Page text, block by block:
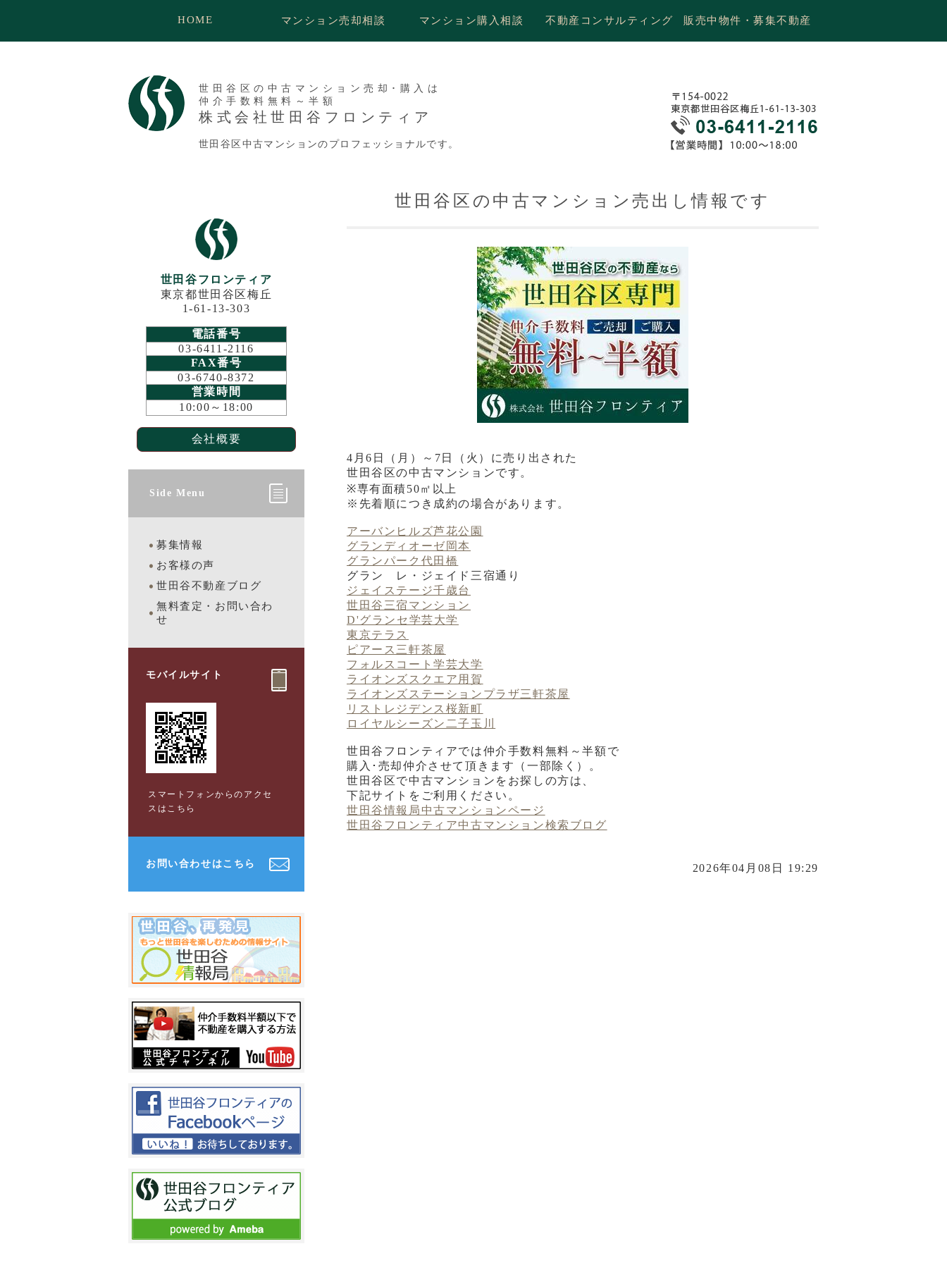
世田谷区の中古マンション売却･購入は
仲介手数料無料～半額
株式会社世田谷フロンティア
世田谷区中古マンションのプロフェッショナルです。
HOME マンション売却相談 マンション購入相談 不動産コンサルティング 販売中物件・募集不動産
世田谷区の中古マンション売出し情報です
4月6日（月）～7日（火）に売り出された
世田谷区の中古マンションです。
※専有面積50㎡以上
※先着順につき成約の場合があります。
アーバンヒルズ芦花公園
グランディオーゼ岡本
グランパーク代田橋
グラン レ・ジェイド三宿通り
ジェイステージ千歳台
世田谷三宿マンション
D'グランセ学芸大学
東京テラス
ピアース三軒茶屋
フォルスコート学芸大学
ライオンズスクエア用賀
ライオンズステーションプラザ三軒茶屋
リストレジデンス桜新町
ロイヤルシーズン二子玉川
世田谷フロンティアでは仲介手数料無料～半額で
購入･売却仲介させて頂きます（一部除く）。
世田谷区で中古マンションをお探しの方は、
下記サイトをご利用ください。
世田谷情報局中古マンションページ
世田谷フロンティア中古マンション検索ブログ
2026年04月08日 19:29
世田谷フロンティア
東京都世田谷区梅丘
1-61-13-303
電話番号
03-6411-2116
FAX番号
03-6740-8372
営業時間
10:00～18:00
会社概要
Side Menu
募集情報
お客様の声
世田谷不動産ブログ
無料査定・お問い合わ
せ
モバイルサイト
スマートフォンからのアクセ
スはこちら
お問い合わせはこちら